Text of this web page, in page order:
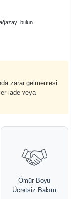
bulun.
zarar gelmemesi
iade veya
Ömür Boyu
Ücretsiz Bakım